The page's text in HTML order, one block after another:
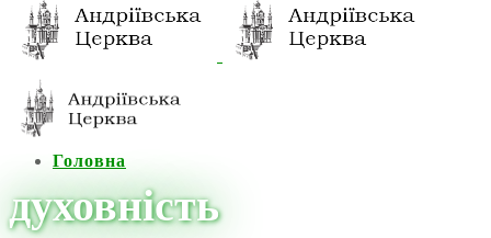
Головна
духовність